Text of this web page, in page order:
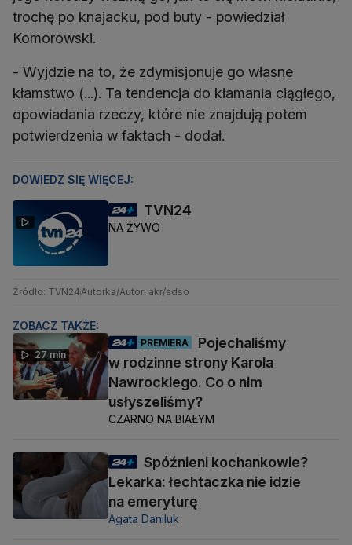
trochę po knajacku, pod buty - powiedział
Komorowski.
- Wyjdzie na to, że zdymisjonuje go własne
kłamstwo (...). Ta tendencja do kłamania ciągłego,
opowiadania rzeczy, które nie znajdują potem
potwierdzenia w faktach - dodał.
DOWIEDZ SIĘ WIĘCEJ:
TVN24
NA ŻYWO
Źródło: TVN24Autorka/Autor: akr/adso
ZOBACZ TAKŻE:
27 min
PREMIERA
Pojechaliśmy
w rodzinne strony Karola
Nawrockiego. Co o nim
usłyszeliśmy?
CZARNO NA BIAŁYM
Spóźnieni kochankowie?
Lekarka: łechtaczka nie idzie
na emeryturę
Agata Daniluk